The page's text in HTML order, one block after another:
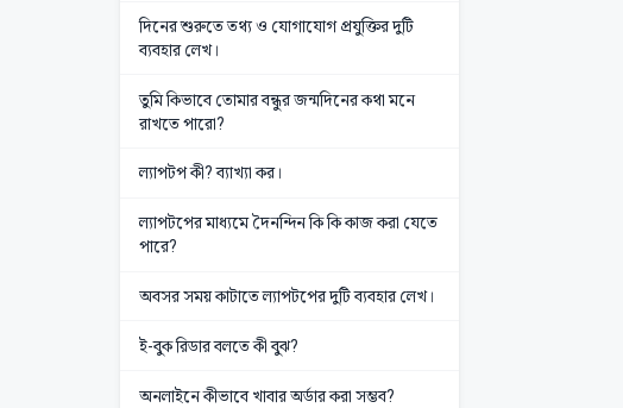
দিনের শুরুতে তথ্য ও যোগাযোগ প্রযুক্তির দুটি
ব্যবহার লেখ।
তুমি কিভাবে তোমার বন্ধুর জন্মদিনের কথা মনে
রাখতে পারো?
ল্যাপটপ কী? ব্যাখ্যা কর।
ল্যাপটপের মাধ্যমে দৈনন্দিন কি কি কাজ করা যেতে
পারে?
অবসর সময় কাটাতে ল্যাপটপের দুটি ব্যবহার লেখ।
ই-বুক রিডার বলতে কী বুঝ?
অনলাইনে কীভাবে খাবার অর্ডার করা সম্ভব?